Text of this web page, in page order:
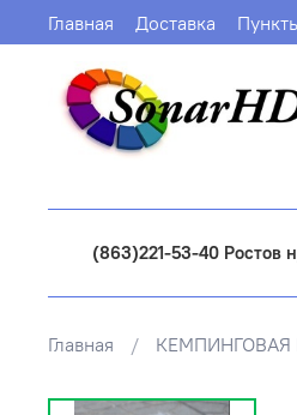
Главная Доставка
(863)221-53-40 Ростов
Главная КЕМПИНГОВАЯ